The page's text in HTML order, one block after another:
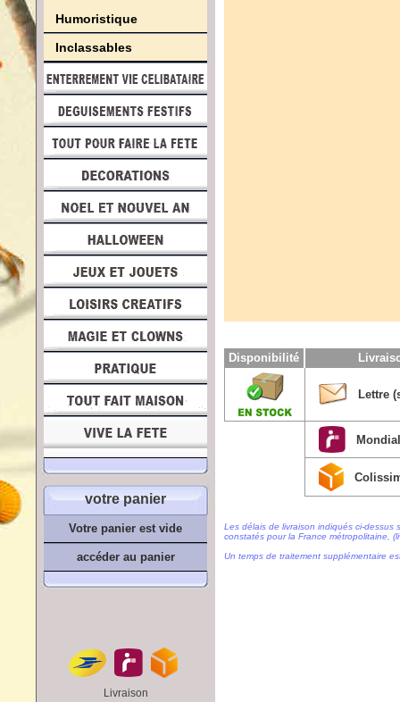
Humoristique
Inclassables
votre panier
Votre panier est vide
accéder au panier
Livraison
Disponibilité
Lettre
Les délais de livraison indiqués ci-
constatés pour la France métropolitaine,
Un temps de traitement supplémentaire